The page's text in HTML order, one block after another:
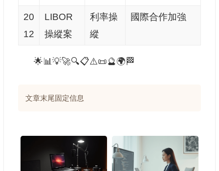
20
12
LIBOR
操縱案
利率操
縱
國際合作加強
🌟📊💡🚀🔍📋⚠️📜🔮🌍🏁
文章末尾固定信息